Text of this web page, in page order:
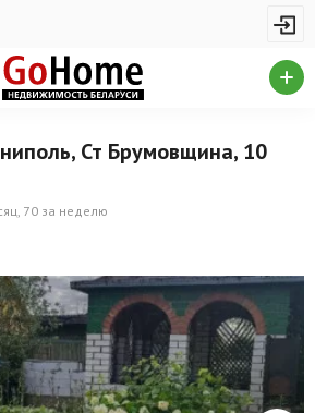
недвижимость
недвижимости
недвижимости
Ст Брумовщина, 10
70 за неделю